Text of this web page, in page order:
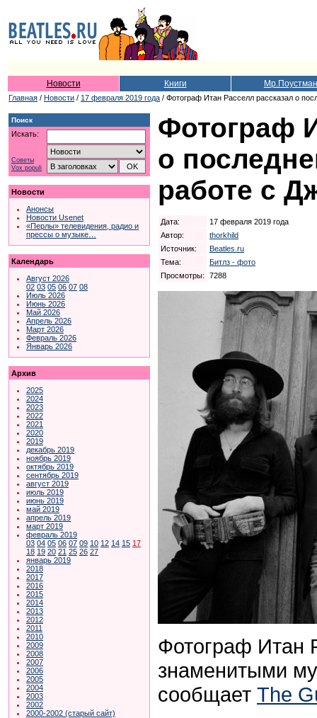
Новости Книги Мр.Поустман
Главная / Новости / 17 февраля 2019 года / Фотограф Итан Расселл рассказал о
Поиск
Искать:
Советы
Vox populi
Новости
Анонсы
Новости Usenet
«Перлы» телевидения, радио и
прессы о музыке…
Календарь
Август 2026
02 03 05 06 07 08
Июль 2026
Июнь 2026
Май 2026
Апрель 2026
Март 2026
Февраль 2026
Январь 2026
Архив
2025
2024
2023
2022
2021
2020
2019
декабрь 2019
ноябрь 2019
октябрь 2019
сентябрь 2019
август 2019
июль 2019
июнь 2019
май 2019
апрель 2019
март 2019
февраль 2019
03 04 05 06 07 09 10 12 14 15 17
18 19 20 21 25 26 27
январь 2019
2018
2017
2016
2015
2014
2013
2012
2011
2010
2009
2008
2007
2006
2005
2004
2003
2002
2000-2002 (старый сайт)
Фотограф
о
работе с
Дата:
17 февраля 2019 года
Автор:
thorkhild
Источник:
Beatles.ru
Тема:
Битлз - фото
Просмотры:
7288
Фотограф Итан
знаменитыми
сообщает The